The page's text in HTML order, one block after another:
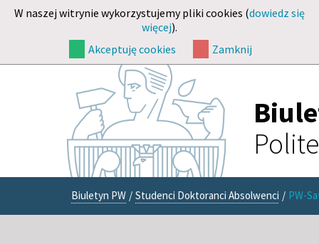
W naszej witrynie wykorzystujemy pliki cookies (dowiedz się
więcej).
Akceptuję cookies
Zamknij
Biuletyn PW / Studenci Doktoranci Absolwenci / PW-